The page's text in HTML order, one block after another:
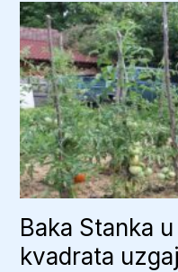
Baka Stanka
kvadrata